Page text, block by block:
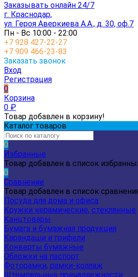
Заказывать онлайн 24/7
г. Краснодар,
ул. Героя Аверкиева А.А., д. 30, оф.7
Пн - Вс 10:00 - 22:00
+7 928 427-22-27
+7 909 466-23-83
Заказать звонок
Вход
Регистрация
0
Корзина
0 ₽
Товар добавлен в корзину!
Каталог товаров
0
Избранные
Товар добавлен в список
0
Сравнение
Товар добавлен в список
Посуда для дома и офиса
Кружки керамические, стеклянные
Канцтовары
Бумага и бумажная продукция
Карандаши и грифели
Конверты бумажные
Обложки на паспорт
Фоторамки, рамки-коллаж
Штемпельные принадлежности